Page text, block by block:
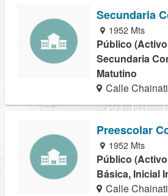
Secundaria
1952 Mts
Público
Secundaria
Matutino
Calle
Preescolar
1952 Mts
Público
Básica, Inicial
Calle